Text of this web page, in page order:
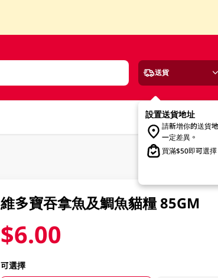
送貨
設置送貨地址
請新增你的送貨
一定差異。
買滿$50即可選
維多寶吞拿魚及鯛魚貓糧 85GM
$6.00
可選擇